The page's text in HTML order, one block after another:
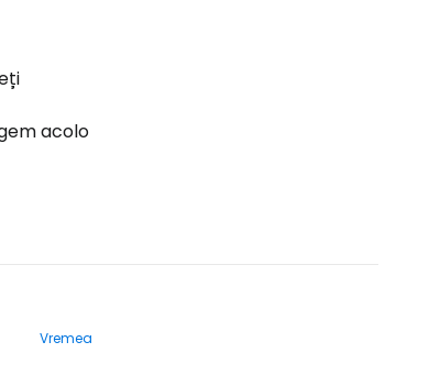
acolo
Vremea